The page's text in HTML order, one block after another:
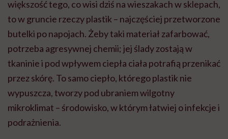
większość tego, co wisi dziś na wieszakach w sklepach,
to w gruncie rzeczy plastik – najczęściej przetworzone
butelki po napojach. Żeby taki materiał zafarbować,
potrzeba agresywnej chemii; jej ślady zostają w
tkaninie i pod wpływem ciepła ciała potrafią przenikać
przez skórę. To samo ciepło, którego plastik nie
wypuszcza, tworzy pod ubraniem wilgotny
mikroklimat – środowisko, w którym łatwiej o infekcje i
podrażnienia.